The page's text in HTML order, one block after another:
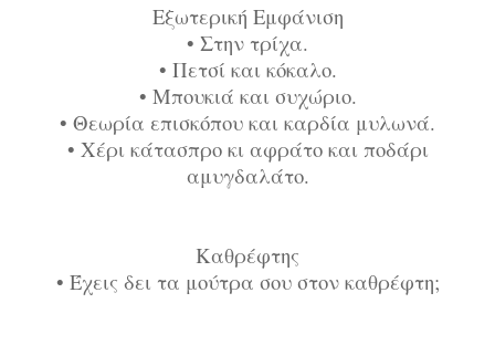
Εξωτερική Εμφάνιση
• Στην τρίχα.
• Πετσί και κόκαλο.
• Μπουκιά και συχώριο.
• Θεωρία επισκόπου και καρδία μυλωνά.
• Χέρι κάτασπρο κι αφράτο και ποδάρι
αμυγδαλάτο.
Καθρέφτης
• Έχεις δει τα μούτρα σου στον καθρέφτη;